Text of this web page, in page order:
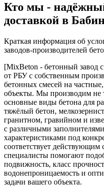
Кто мы -
доставкой в
Краткая информация об
заводов-производителей
[MixBeton - бетонный завод
от РБУ с собственным
бетонных смесей на
объекты. Мы производим не
основные виды бетона для
тяжёлый бетон,
гранитном, гравийном и
с различными
характеристиками под
соответствует действующим
специалисты помогают
подвижность, класс
водонепроницаемость и
задачи вашего объекта.